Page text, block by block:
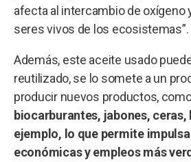
afecta al intercambio de oxígeno
seres vivos de los ecosistemas”.
Además, este aceite usado
reutilizado, se lo somete a un
producir nuevos productos,
biocarburantes, jabones, ceras,
ejemplo, lo que permite
económicas y empleos más